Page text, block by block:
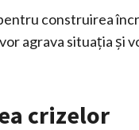
construirea
agrava situația și
crizelor